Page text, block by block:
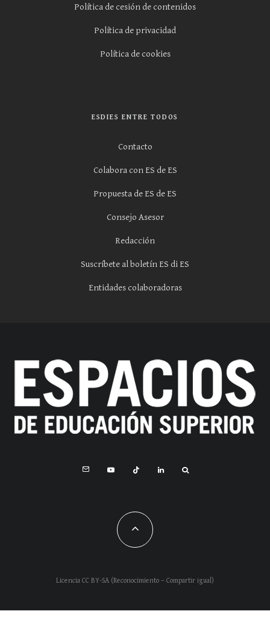
Política de cesión de contenidos
Política de privacidad
Política de cookies
ESDIES ENTRE TODOS
Contacto
Colabora con ES de ES
Propuesta de ES de ES
Consejo Asesor
Redacción
Suscríbete al boletín ES di ES
Entidades colaboradoras
Licencia CC BY-SA (Reconocimiento – Compartir igual)